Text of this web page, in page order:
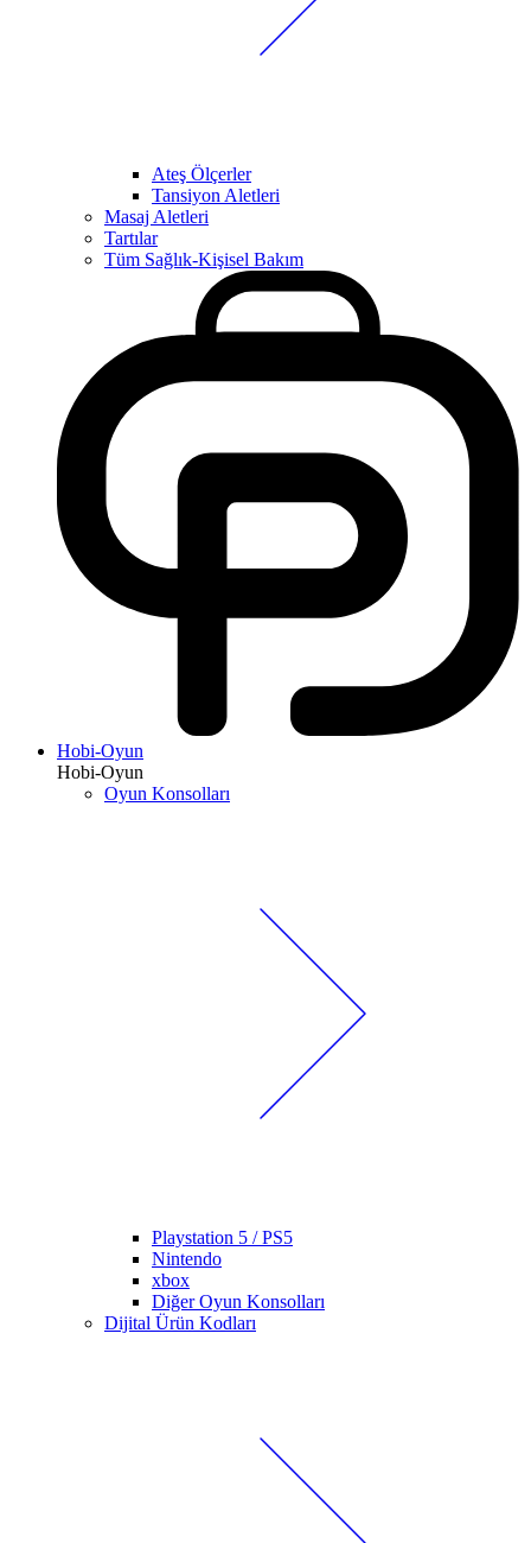
Ateş Ölçerler
Tansiyon Aletleri
Masaj Aletleri
Tartılar
Tüm Sağlık-Kişisel Bakım
Hobi-Oyun
Hobi-Oyun
Oyun Konsolları
Playstation 5 / PS5
Nintendo
xbox
Diğer Oyun Konsolları
Dijital Ürün Kodları